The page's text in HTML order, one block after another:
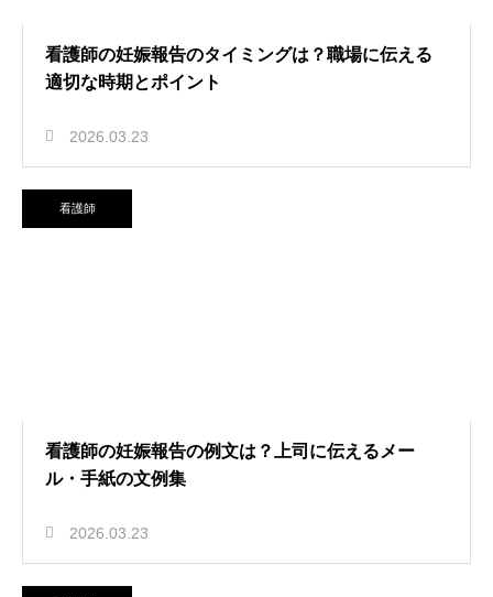
看護師の妊娠報告のタイミングは？職場に伝える
適切な時期とポイント
2026.03.23
看護師
看護師の妊娠報告の例文は？上司に伝えるメー
ル・手紙の文例集
2026.03.23